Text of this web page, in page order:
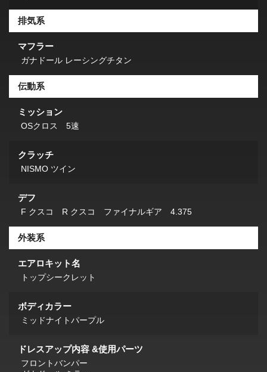
排気系
マフラー
ガナドール レーシングチタン
伝動系
ミッション
OSクロス 5速
クラッチ
NISMO ツイン
デフ
F クスコ R クスコ ファイナルギア 4.375
外装系
エアロキット名
トップシークレット
ボディカラー
ミッドナイトパープル
ドレスアップ内容 &使用パーツ
フロントバンパー